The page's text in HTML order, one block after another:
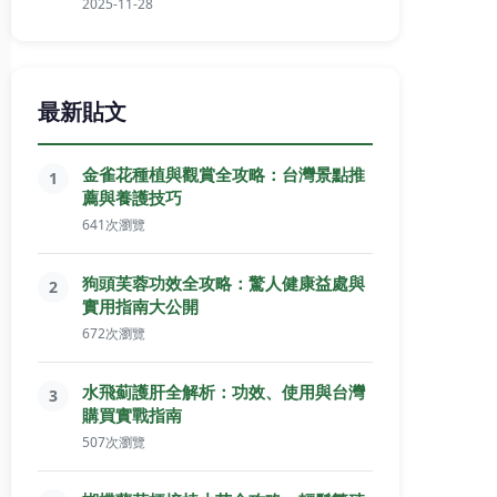
2025-11-28
最新貼文
1
金雀花種植與觀賞全攻略：台灣景點推
薦與養護技巧
641次瀏覽
2
狗頭芙蓉功效全攻略：驚人健康益處與
實用指南大公開
672次瀏覽
3
水飛薊護肝全解析：功效、使用與台灣
購買實戰指南
507次瀏覽